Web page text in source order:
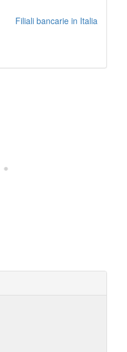
Filiali bancarie in Italia